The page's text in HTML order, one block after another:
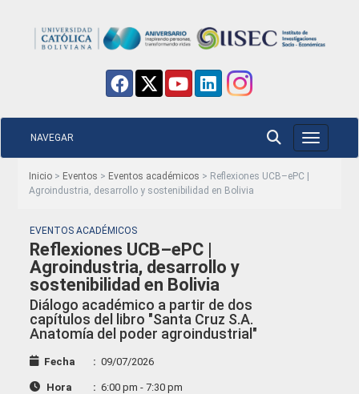
Toggle
NAVEGAR
Inicio > Eventos > Eventos académicos > Reflexiones UCB–ePC |
Agroindustria, desarrollo y sostenibilidad en Bolivia
EVENTOS ACADÉMICOS
Reflexiones UCB–ePC |
Agroindustria, desarrollo y
sostenibilidad en Bolivia
Diálogo académico a partir de dos
capítulos del libro "Santa Cruz S.A.
Anatomía del poder agroindustrial"
Fecha : 09/07/2026
Hora : 6:00 pm - 7:30 pm